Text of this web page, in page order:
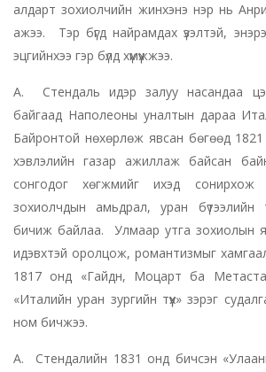
алдарт зохиолчийн жинхэнэ нэр нь
ажээ. Тэр бүгд найрамдах үзэлтэй,
эцгийнхээ гэр бүлд хүмүүжжээ.
А. Стендаль идэр залуу насандаа
байгаад Наполеоны уналтын дараа
Байронтой нөхөрлөж явсан бөгөөд
хэвлэлийн газар ажиллаж байсан
сонгодог хөгжмийг ихэд сонирхож
зохиолчдын амьдрал, уран
бичиж байлаа. Улмаар утга зохиолын
идэвхтэй оролцож, романтизмыг
1817 онд «Гайдн, Моцарт ба
«Италийн уран зургийн түүх» зэрэг
ном бичжээ.
А. Стендалийн 1831 онд бичсэн